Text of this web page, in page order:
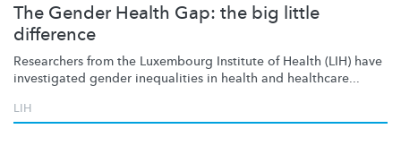
The Gender Health Gap: the big little
difference
Researchers from the Luxembourg Institute of Health (LIH) have
investigated gender inequalities in health and healthcare...
LIH